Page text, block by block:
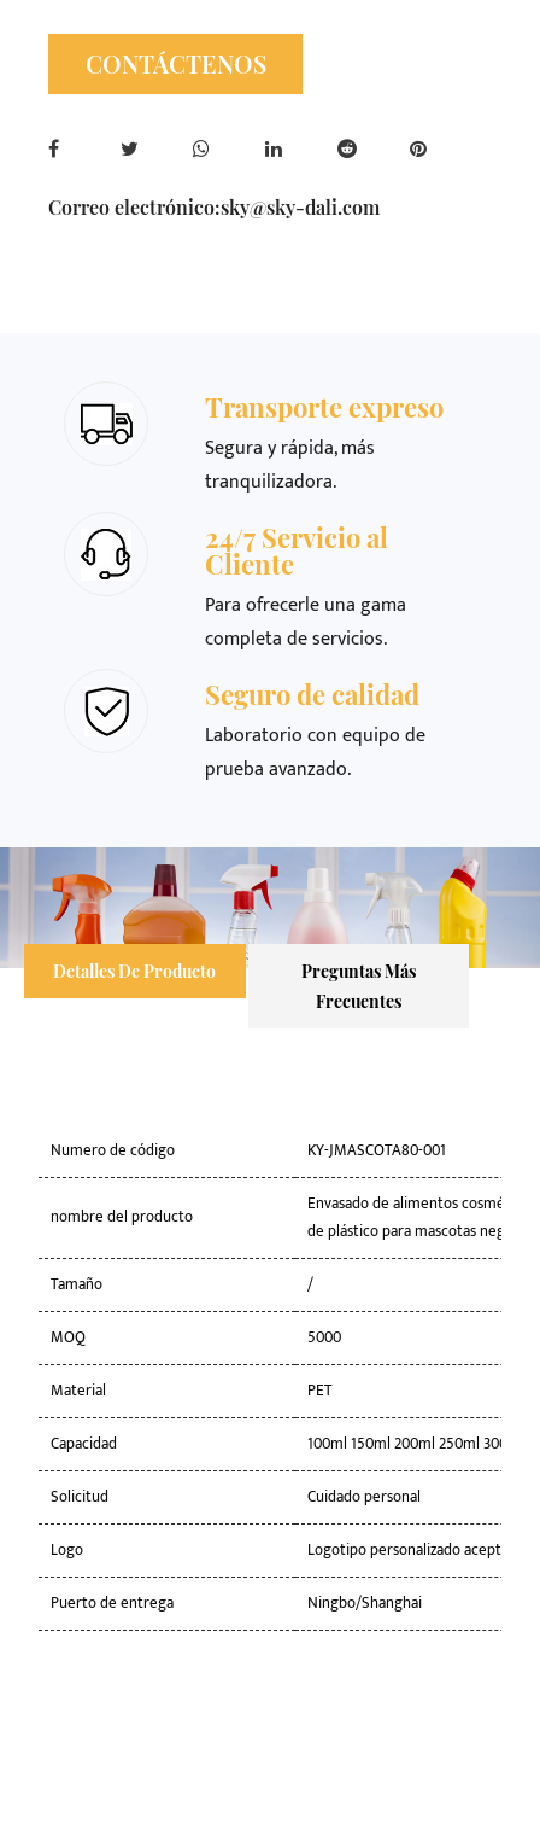
CONTÁCTENOS
Correo electrónico:sky@sky-dali.com
Transporte expreso
Segura y rápida, más
tranquilizadora.
24/7 Servicio al
Cliente
Para ofrecerle una gama
completa de servicios.
Seguro de calidad
Laboratorio con equipo de
prueba avanzado.
Detalles De Producto
Preguntas Más
Frecuentes
Numero de código KY-JMASCOTA80-001
nombre del producto
Envasado de alimentos
de plástico para mascotas negro
Tamaño
/
MOQ
5000
Material
PET
Capacidad
100ml 150ml 200ml 250ml 300ml
Solicitud
Cuidado personal
Logo
Logotipo personalizado aceptable
Puerto de entrega
Ningbo/Shanghai